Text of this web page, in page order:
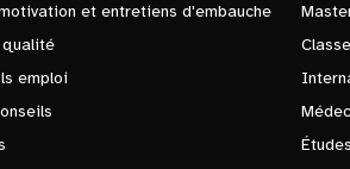
et entretiens d'embauche
qualité
emploi